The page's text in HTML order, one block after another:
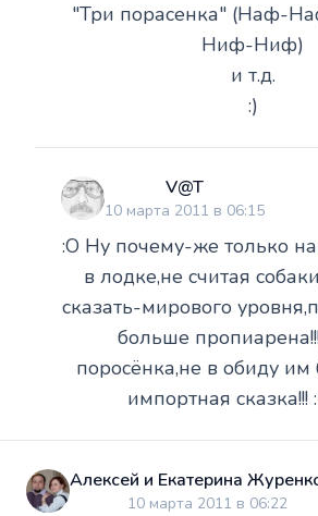
"Три порасенка" (Наф-
Ниф-Ниф)
и т.д.
:)
V@T
10 марта 2011 в 06:15
:O Ну почему-же только
в лодке,не считая
сказать-мирового
больше
поросёнка,не в обиду им
импортная сказка!!!
Алексей и Екатерина
10 марта 2011 в 06:22